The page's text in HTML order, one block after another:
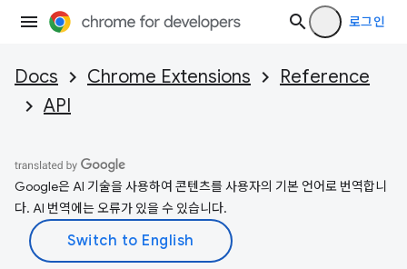
로그인
Docs Chrome Extensions
Reference
API
Google은 AI 기술을 사용하여 콘텐츠를 사용자의 기본 언어로 번역합니
다. AI 번역에는 오류가 있을 수 있습니다.